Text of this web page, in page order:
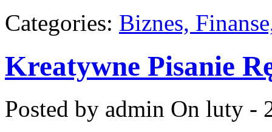
Categories: Biznes,
Kreatywne Pisanie
Posted by admin On luty -